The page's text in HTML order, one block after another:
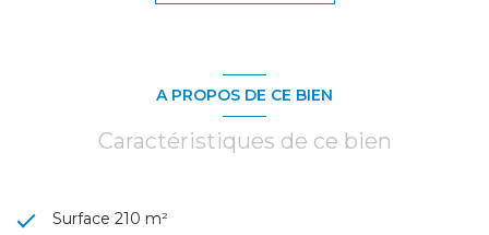
A PROPOS DE CE BIEN
Caractéristiques de ce bien
Surface 210 m²